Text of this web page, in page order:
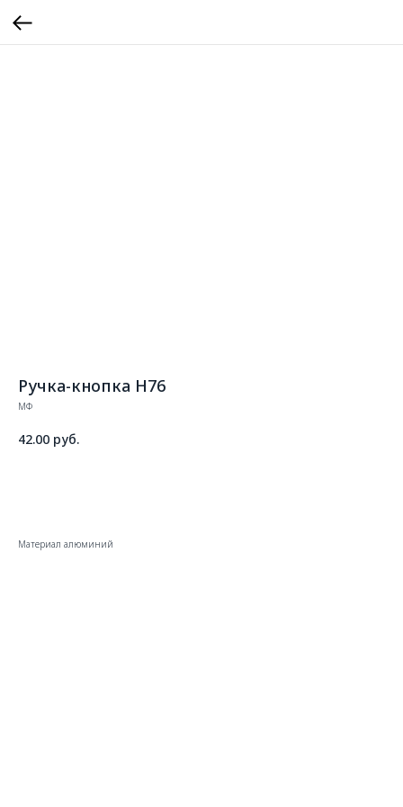
Ручка-кнопка Н76
МФ
42.00 руб.
Материал алюминий